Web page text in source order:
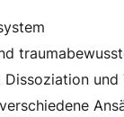
Dissoziation und